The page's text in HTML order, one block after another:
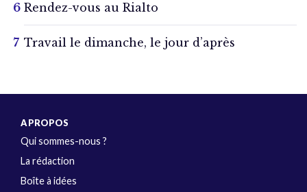
Rendez-vous au Rialto
Travail le dimanche, le jour d’après
A PROPOS
Qui sommes-nous ?
La rédaction
Boîte à idées